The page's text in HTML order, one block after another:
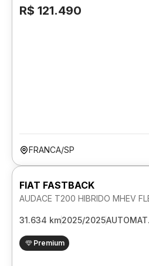
R$ 121.490
FRANCA/SP
FIAT FASTBACK
AUDACE T200 HIBRIDO MHEV
31.634 km2025/2025AUTOMAT.
Premium